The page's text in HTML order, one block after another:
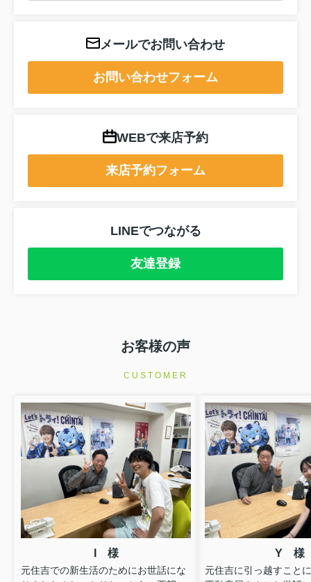
メールでお問い合わせ
お問い合わせフォーム
WEBで来店予約
来店予約フォーム
LINEでつながる
友達登録
お客様の声
CUSTOMER
I 様
元住吉での新生活のためにお世話にな
Y 様
元住吉に引っ越すこと